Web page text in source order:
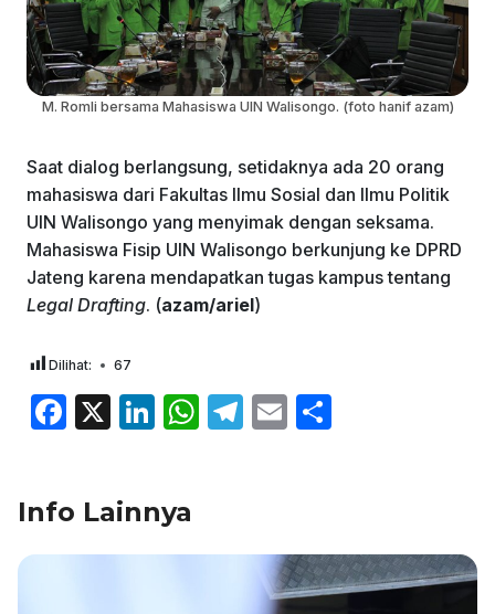
M. Romli bersama Mahasiswa UIN Walisongo. (foto hanif azam)
Saat dialog berlangsung, setidaknya ada 20 orang
mahasiswa dari Fakultas Ilmu Sosial dan Ilmu Politik
UIN Walisongo yang menyimak dengan seksama.
Mahasiswa Fisip UIN Walisongo berkunjung ke DPRD
Jateng karena mendapatkan tugas kampus tentang
Legal Drafting. (azam/ariel)
Dilihat: 67
F
e
b
X
Li
e
dI
W
A
T
a
m
E
Info Lainnya